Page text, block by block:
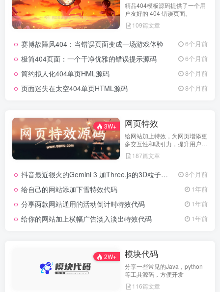
精品404模板源码提供了一个用
户友好的 404 错误页面。
109篇文章
赛博故障风404：当错误页面变成一场游戏体验 6个月前
极简404页面：一个干净优雅的错误提示源码 6个月前
简约拟人化404单页HML源码 8个月前
页面迷失在太空404单页HTML源码 8个月前
3W+ 网页特效
给网站加上特效，为网页增添更
多交互性和吸引力，提升用户体
验 187篇文章
抖音最近很火的Gemini 3 加Three.js的3D粒子交互代码 共十三款 8个月前
给自己的网站添加下雪特效代码 1年前
分享两款网站通用的活动倒计时特效代码 1年前
给你的网站加上横幅广告淡入淡出特效代码 1年前
2W+ 模块代码
分享一些常见的Java，python
等工具源码，方便开发
116篇文章